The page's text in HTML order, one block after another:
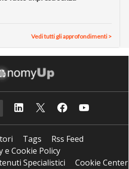
Vedi tutti gli approfondimenti >
Tags
Rss Feed
e Cookie Policy
Specialistici
Cookie Center